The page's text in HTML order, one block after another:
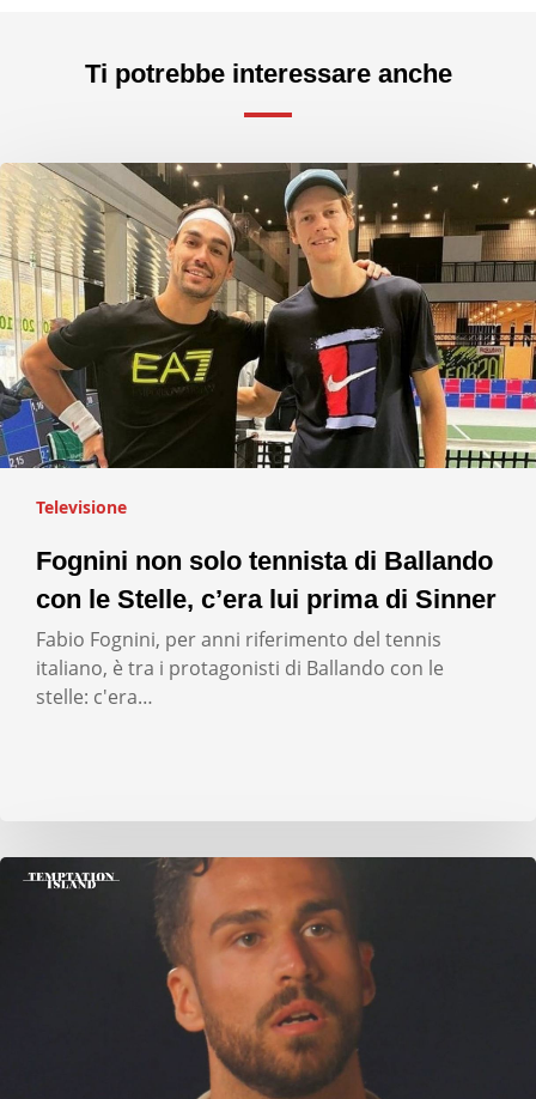
Ti potrebbe interessare anche
Televisione
Fognini non solo tennista di Ballando
con le Stelle, c’era lui prima di Sinner
Fabio Fognini, per anni riferimento del tennis
italiano, è tra i protagonisti di Ballando con le
stelle: c'era…